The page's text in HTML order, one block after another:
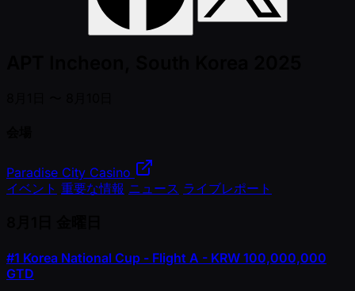
Paradise City Casino
イベント 重要な情報 ニュース ライブレポート
#1 Korea National Cup - Flight A - KRW 100,000,000
GTD